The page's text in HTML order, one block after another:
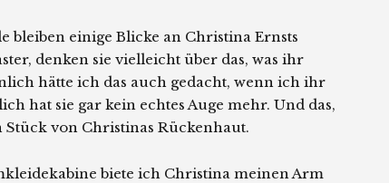
bleiben einige Blicke an Christina Ernsts
denken sie vielleicht über das, was ihr
hätte ich das auch gedacht, wenn ich ihr
hat sie gar kein echtes Auge mehr. Und das,
Stück von Christinas Rückenhaut.
biete ich Christina meinen Arm